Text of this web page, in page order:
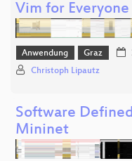
Vim for Everyone
Anwendung Graz
Christoph Lipautz
Software
Mininet